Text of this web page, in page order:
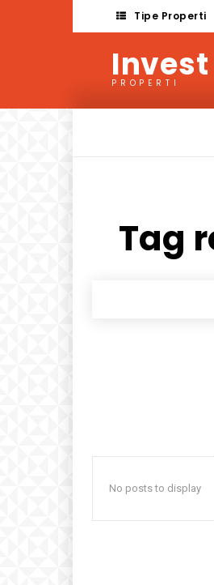
Tipe Properti
Invest
PROPERTI
Tag
No posts to display